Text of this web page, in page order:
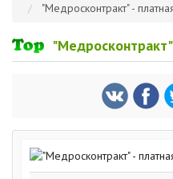
"Медросконтракт" -